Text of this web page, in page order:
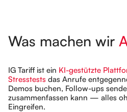
Was machen wir
IG Tariff ist ein KI-gestützte
Stresstests das Anrufe
Demos buchen, Follow-ups
zusammenfassen kann — alles
Eingreifen.